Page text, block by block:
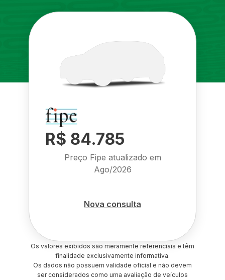
R$ 84.785
Preço Fipe atualizado em
Ago/2026
Nova consulta
Os valores exibidos são meramente referenciais e têm
finalidade exclusivamente informativa.
Os dados não possuem validade oficial e não devem
ser considerados como uma avaliação de veículos